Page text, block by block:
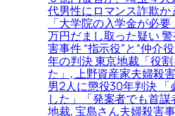
代男性にロマンス詐欺か
「大学院の入学金が必
万円だまし取った疑い
害事件 “指示役”と“仲介
年の判決 東京地裁「役
た」, 上野資産家夫婦殺
男2人に懲役30年判決 「
した」「発案者でも首
地裁, 宝島さん夫婦殺害